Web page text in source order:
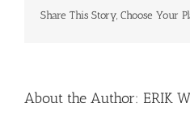
Share This Story, Choose Your
About the Author: ERIK